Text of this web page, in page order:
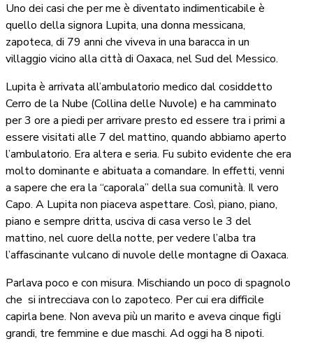
Uno dei casi che per me è diventato indimenticabile è
quello della signora Lupita, una donna messicana,
zapoteca, di 79 anni che viveva in una baracca in un
villaggio vicino alla città di Oaxaca, nel Sud del Messico.
Lupita è arrivata all’ambulatorio medico dal cosiddetto
Cerro de la Nube (Collina delle Nuvole) e ha camminato
per 3 ore a piedi per arrivare presto ed essere tra i primi a
essere visitati alle 7 del mattino, quando abbiamo aperto
l’ambulatorio. Era altera e seria. Fu subito evidente che era
molto dominante e abituata a comandare. In effetti, venni
a sapere che era la “caporala” della sua comunità. Il vero
Capo. A Lupita non piaceva aspettare. Così, piano, piano,
piano e sempre dritta, usciva di casa verso le 3 del
mattino, nel cuore della notte, per vedere l’alba tra
l’affascinante vulcano di nuvole delle montagne di Oaxaca.
Parlava poco e con misura. Mischiando un poco di spagnolo
che si intrecciava con lo zapoteco. Per cui era difficile
capirla bene. Non aveva più un marito e aveva cinque figli
grandi, tre femmine e due maschi. Ad oggi ha 8 nipoti.